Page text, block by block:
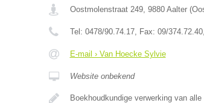
Oostmolenstraat 249, 9880 Aalter(
Tel: 0478/90.74.17, Fax: 09/374.72.40
E-mail › Van Hoecke Sylvie
Website onbekend
Boekhoudkundige verwerking van alle